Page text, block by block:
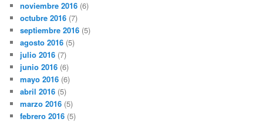
noviembre 2016 (6)
octubre 2016 (7)
septiembre 2016 (5)
agosto 2016 (5)
julio 2016 (7)
junio 2016 (6)
mayo 2016 (6)
abril 2016 (5)
marzo 2016 (5)
febrero 2016 (5)